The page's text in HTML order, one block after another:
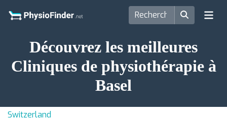
Découvrez les meilleures
Cliniques de physiothérapie à
Basel
Switzerland